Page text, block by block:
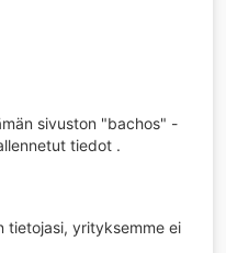
sivuston "bachos" -
tiedot .
tietojasi, yrityksemme ei